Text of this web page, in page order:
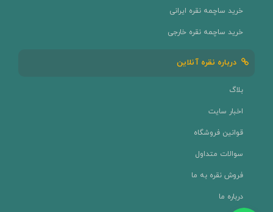
خرید ساچمه نقره ایرانی
خرید ساچمه نقره خارجی
درباره نقره آنلاین
بلاگ
اخبار سایت
قوانین فروشگاه
سوالات متداول
فروش نقره به ما
درباره ما